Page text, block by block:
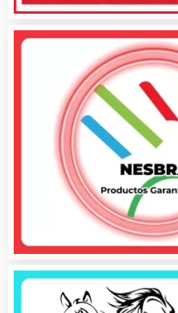
Artículos de Piel
Artículos Deportivos
Artículos Importados
Artículos para el Hogar
Artículos para Regalos
Artículos Personales